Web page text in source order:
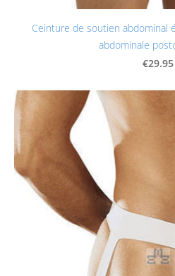
Ceinture de soutien abdominal
abdominale
€29.95